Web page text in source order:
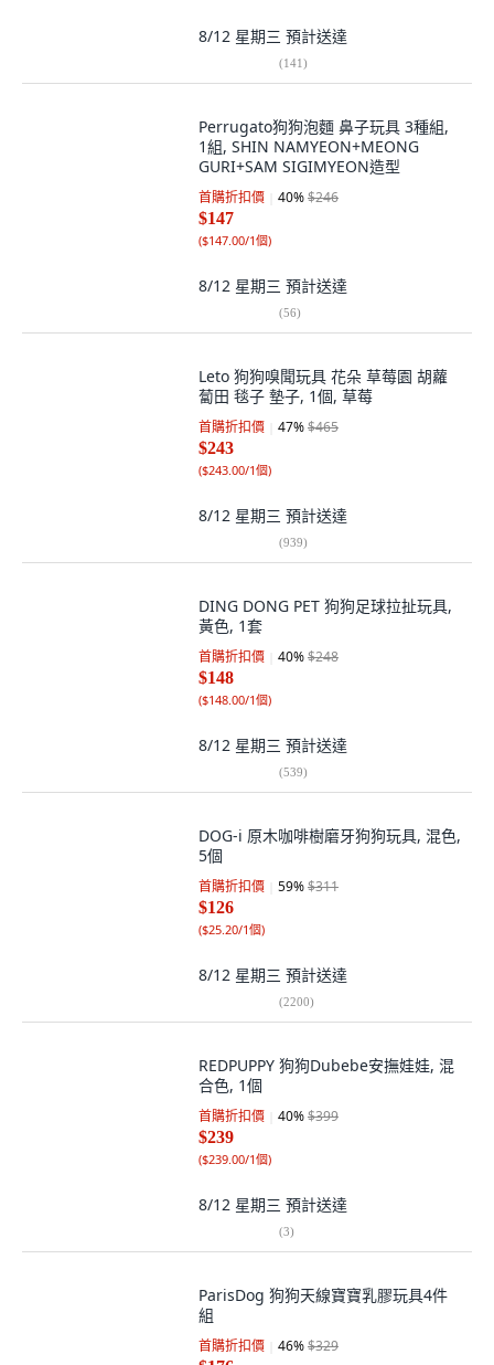
8/12 星期三 預計送達
(141)
Perrugato狗狗泡麵 鼻子玩具 3種組,
1組, SHIN NAMYEON+MEONG
GURI+SAM SIGIMYEON造型
首購折扣價 40%$246
$147
($147.00/1個)
8/12 星期三 預計送達
(56)
Leto 狗狗嗅聞玩具 花朵 草莓園 胡蘿
蔔田 毯子 墊子, 1個, 草莓
首購折扣價 47%$465
$243
($243.00/1個)
8/12 星期三 預計送達
(939)
DING DONG PET 狗狗足球拉扯玩具,
黃色, 1套
首購折扣價 40%$248
$148
($148.00/1個)
8/12 星期三 預計送達
(539)
DOG-i 原木咖啡樹磨牙狗狗玩具, 混色,
5個
首購折扣價 59%$311
$126
($25.20/1個)
8/12 星期三 預計送達
(2200)
REDPUPPY 狗狗Dubebe安撫娃娃, 混
合色, 1個
首購折扣價 40%$399
$239
($239.00/1個)
8/12 星期三 預計送達
(3)
ParisDog 狗狗天線寶寶乳膠玩具4件
組
首購折扣價 46%$329